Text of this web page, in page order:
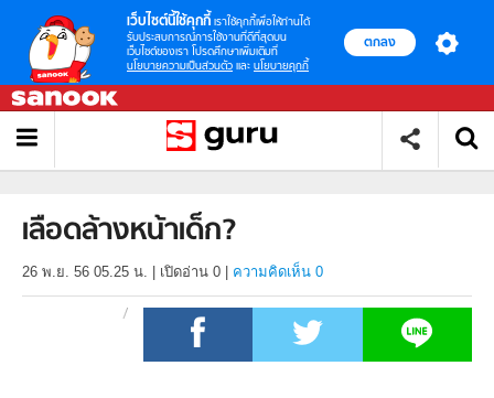
เว็บไซต์นี้ใช้คุกกี้ เราใช้คุกกี้เพื่อให้ท่านได้
รับประสบการณ์การใช้งานที่ดีที่สุดบน
เว็บไซต์ของเรา โปรดศึกษาเพิ่มเติมที่
นโยบายความเป็นส่วนตัว และ นโยบายคุกกี้
ตกลง
เลือดล้างหน้าเด็ก?
26 พ.ย. 56 05.25 น. เปิดอ่าน 0 ความคิดเห็น 0